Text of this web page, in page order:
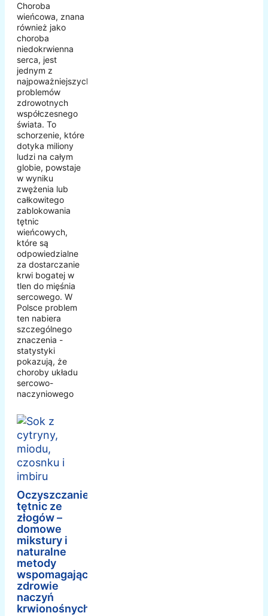
Choroba
wieńcowa, znana
również jako
choroba
niedokrwienna
serca, jest
jednym z
najpoważniejszych
problemów
zdrowotnych
współczesnego
świata. To
schorzenie, które
dotyka miliony
ludzi na całym
globie, powstaje
w wyniku
zwężenia lub
całkowitego
zablokowania
tętnic
wieńcowych,
które są
odpowiedzialne
za dostarczanie
krwi bogatej w
tlen do mięśnia
sercowego. W
Polsce problem
ten nabiera
szczególnego
znaczenia -
statystyki
pokazują, że
choroby układu
sercowo-
naczyniowego
Oczyszczanie
tętnic ze
złogów –
domowe
mikstury i
naturalne
metody
wspomagające
zdrowie
naczyń
krwionośnych